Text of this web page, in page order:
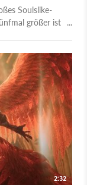
Soulslike-
größer ist
als auch
neue
ganze 17
oder
in
einer Axt,
Das Spiel wird
2:32